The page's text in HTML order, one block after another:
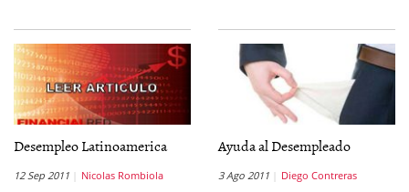
Desempleo Latinoamerica
12 Sep 2011 Nicolas Rombiola
Ayuda al Desempleado
3 Ago 2011 Diego Contreras